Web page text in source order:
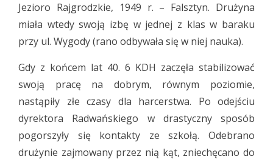
Jezioro Rajgrodzkie, 1949 r. – Falsztyn. Drużyna
miała wtedy swoją izbę w jednej z klas w baraku
przy ul. Wygody (rano odbywała się w niej nauka).
Gdy z końcem lat 40. 6 KDH zaczęła stabilizować
swoją pracę na dobrym, równym poziomie,
nastąpiły złe czasy dla harcerstwa. Po odejściu
dyrektora Radwańskiego w drastyczny sposób
pogorszyły się kontakty ze szkołą. Odebrano
drużynie zajmowany przez nią kąt, zniechęcano do